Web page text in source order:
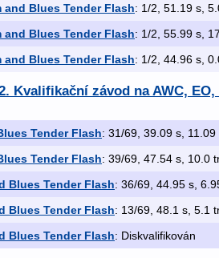
and Blues Tender Flash: 1/2, 51.19 s,
and Blues Tender Flash: 1/2, 55.99 s,
and Blues Tender Flash: 1/2, 44.96 s,
Kvalifikační závod na AWC,
Tender Flash: 31/69, 39.09 s,
Tender Flash: 39/69, 47.54 s, 10.0
Blues Tender Flash: 36/69, 44.95 s,
Blues Tender Flash: 13/69, 48.1 s, 5.1
Blues Tender Flash: Diskvalifikován